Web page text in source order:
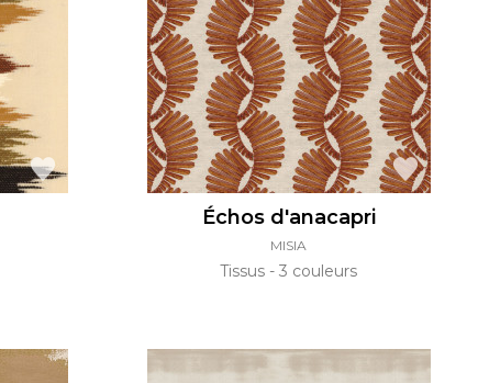
Échos d'anacapri
MISIA
Tissus 3 couleurs